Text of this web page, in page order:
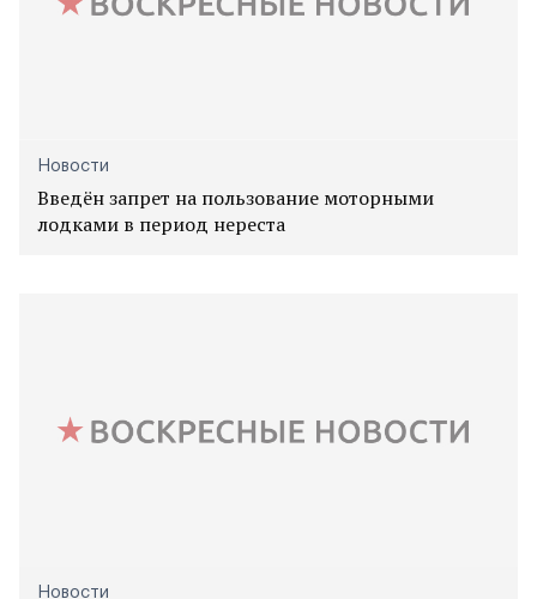
Новости
Введён запрет на пользование моторными
лодками в период нереста
Новости